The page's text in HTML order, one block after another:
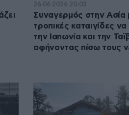
26·06·2026 20:03
Συναγερμός στην Ασία
τροπικές καταιγίδες
την Ιαπωνία και την
αφήνοντας πίσω τους